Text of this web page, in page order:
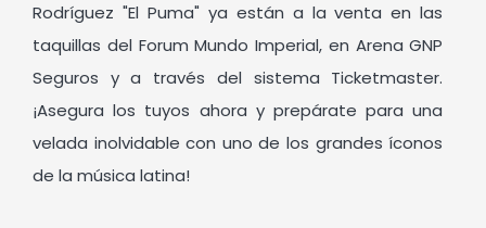
Rodríguez "El Puma" ya están a la venta en las
taquillas del Forum Mundo Imperial, en Arena GNP
Seguros y a través del sistema Ticketmaster.
¡Asegura los tuyos ahora y prepárate para una
velada inolvidable con uno de los grandes íconos
de la música latina!